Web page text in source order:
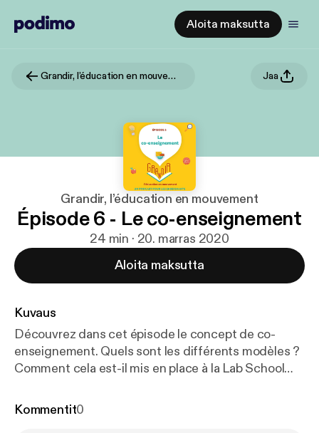
Aloita maksutta
Grandir, l’éducation en mouvement Jaa
Grandir, l’éducation en mouvement
Épisode 6 - Le co-enseignement
24 min · 20. marras 2020
Aloita maksutta
Kuvaus
Découvrez dans cet épisode le concept de co-
enseignement. Quels sont les différents modèles ?
Comment cela est-il mis en place à la Lab School
enseignants, pour les parents ? On vous emmène
Kommentit0